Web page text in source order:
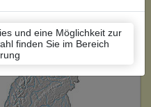
und eine Möglichkeit zur
finden Sie im Bereich